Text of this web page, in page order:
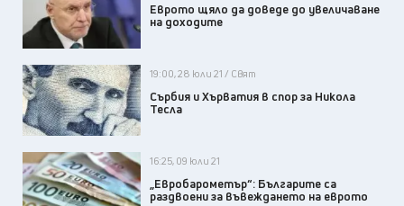
Еврото щяло да доведе до увеличаване
на доходите
19:00, 28 юли 21 / Свят
Сърбия и Хърватия в спор за Никола
Тесла
16:25, 09 юли 21
„Евробарометър“: Българите са
раздвоени за въвеждането на еврото